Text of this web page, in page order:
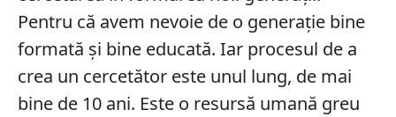
Pentru că avem nevoie de o generație bine
formată și bine educată. Iar procesul de a
crea un cercetător este unul lung, de mai
bine de 10 ani. Este o resursă umană greu